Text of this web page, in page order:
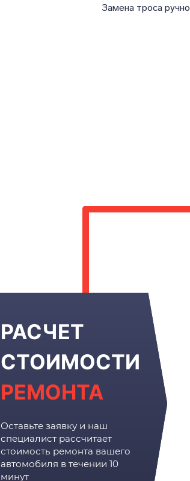
Замена троса
РАСЧЕТ
СТОИМОСТИ
РЕМОНТА
Оставьте заявку и наш
специалист рассчитает
стоимость ремонта вашего
автомобиля в течении 10
минут